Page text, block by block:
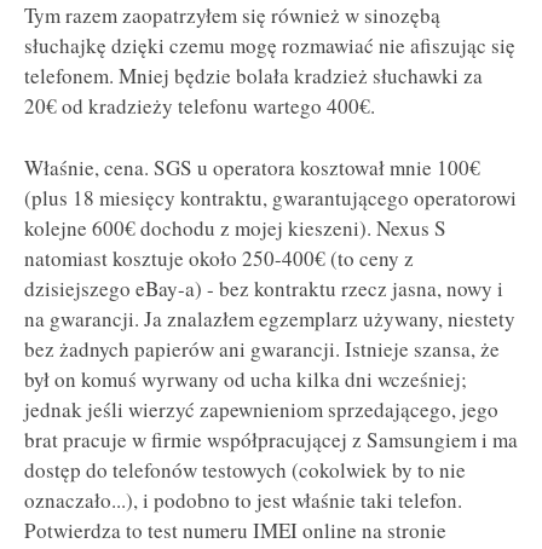
Tym razem zaopatrzyłem się również w sinozębą
słuchajkę dzięki czemu mogę rozmawiać nie afiszując się
telefonem. Mniej będzie bolała kradzież słuchawki za
20€ od kradzieży telefonu wartego 400€.
Właśnie, cena. SGS u operatora kosztował mnie 100€
(plus 18 miesięcy kontraktu, gwarantującego operatorowi
kolejne 600€ dochodu z mojej kieszeni). Nexus S
natomiast kosztuje około 250-400€ (to ceny z
dzisiejszego eBay-a) - bez kontraktu rzecz jasna, nowy i
na gwarancji. Ja znalazłem egzemplarz używany, niestety
bez żadnych papierów ani gwarancji. Istnieje szansa, że
był on komuś wyrwany od ucha kilka dni wcześniej;
jednak jeśli wierzyć zapewnieniom sprzedającego, jego
brat pracuje w firmie współpracującej z Samsungiem i ma
dostęp do telefonów testowych (cokolwiek by to nie
oznaczało...), i podobno to jest właśnie taki telefon.
Potwierdza to test numeru IMEI online na stronie